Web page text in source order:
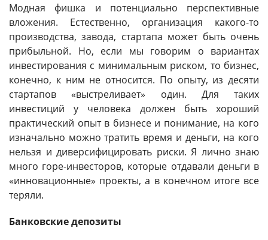
Модная фишка и потенциально перспективные
вложения. Естественно, организация какого-то
производства, завода, стартапа может быть очень
прибыльной. Но, если мы говорим о вариантах
инвестирования с минимальным риском, то бизнес,
конечно, к ним не относится. По опыту, из десяти
стартапов «выстреливает» один. Для таких
инвестиций у человека должен быть хороший
практический опыт в бизнесе и понимание, на кого
изначально можно тратить время и деньги, на кого
нельзя и диверсифицировать риски. Я лично знаю
много горе-инвесторов, которые отдавали деньги в
«инновационные» проекты, а в конечном итоге все
теряли.
Банковские депозиты